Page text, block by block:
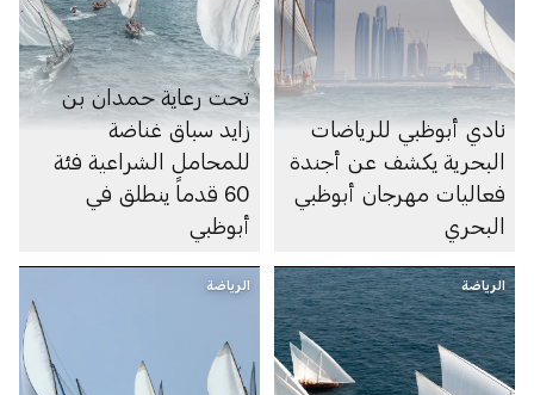
نادي أبوظبي للرياضات
البحرية يكشف عن أجندة
فعاليات مهرجان أبوظبي
البحري
تحت رعاية حمدان بن
زايد سباق غناضة
للمحامل الشراعية فئة
60 قدماً ينطلق في
أبوظبي
الرياضة الرياضة